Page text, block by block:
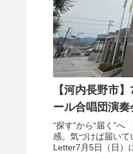
【河内長野市
ール合唱団演
“探す”から“届く”
感。気づけば届い
Letter7月5日（日）